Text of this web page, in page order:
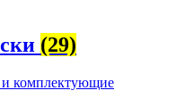
(29)